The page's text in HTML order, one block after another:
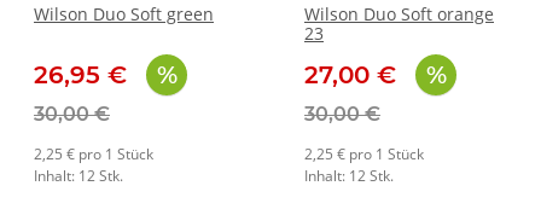
Wilson Duo Soft green
26,95 €
30,00 €
2,25 € pro 1 Stück
Inhalt: 12 Stk.
Wilson Duo Soft orange
23
27,00 €
30,00 €
2,25 € pro 1 Stück
Inhalt: 12 Stk.